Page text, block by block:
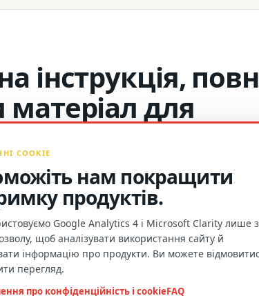
інструкція,
матеріал для
МАТЕРІАЛИ ПРО ПРОДУКЦІЮ ТА
COOKIE
нам покращити
продуктів.
Google Analytics 4 і Microsoft Clarity лише з
щоб аналізувати використання сайту й
інформацію про продукти. Ви можете
перегляд.
про конфіденційність і cookieFAQ